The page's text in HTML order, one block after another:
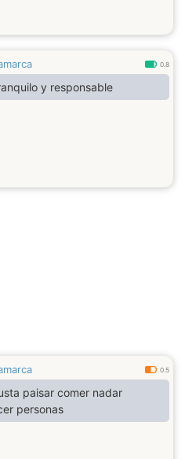
0.8
y responsable
0.5
paisar comer nadar
personas